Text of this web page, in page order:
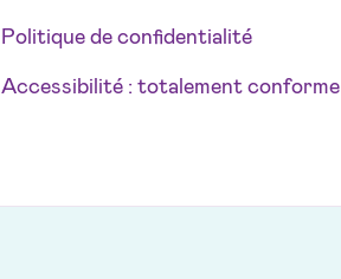
Politique de confidentialité
Accessibilité : totalement conforme